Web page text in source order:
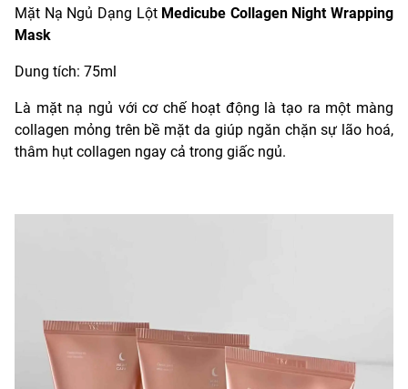
Mặt Nạ Ngủ Dạng LộtMedicube Collagen Night Wrapping
Mask
Dung tích: 75ml
Là mặt nạ ngủ với cơ chế hoạt động là tạo ra một màng
collagen mỏng trên bề mặt da giúp ngăn chặn sự lão hoá,
thâm hụt collagen ngay cả trong giấc ngủ.